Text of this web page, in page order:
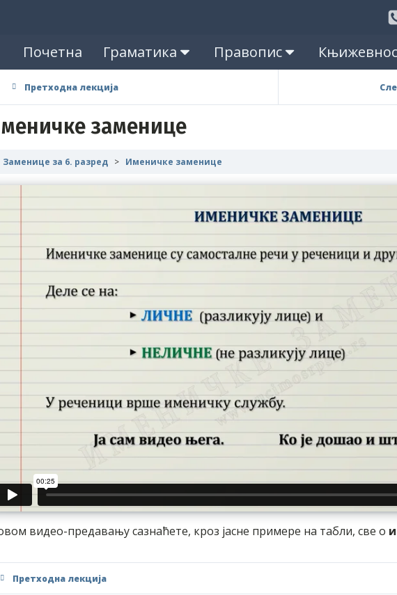
Почетна Граматика Правопис
Претходна лекција
заменице
Заменице за 6. разред Именичке заменице
видео-предавању сазнаћете, кроз јасне примере на табли, све о
Претходна лекција